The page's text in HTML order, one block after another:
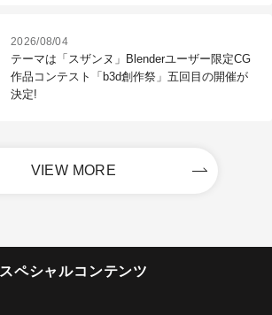
2026/08/04
テーマは「スザンヌ」Blenderユーザー限定CG
作品コンテスト「b3d創作祭」五回目の開催が
決定!
VIEW MORE
スペシャルコンテンツ